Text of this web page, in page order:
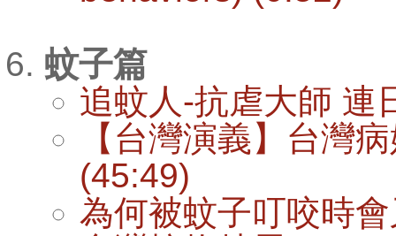
蚊子篇
追蚊人-抗虐大師 連
【台灣演義】台灣
(45:49)
為何被蚊子叮咬時